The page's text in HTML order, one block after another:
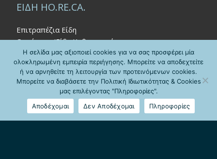
ΕΙΔΗ HO.RE.CA.
Επιτραπέζια Είδη
Οργάνωση/Είδη Καθαρισμού
Καφέ/Μπαρ
Κουζίνα
Κρεβατοκάμαρα
Μιας Χρήσης
Μπάνιο
Σήμανση
Η σελίδα μας αξιοποιεί cookies για να σας προσφέρει μία
ολοκληρωμένη εμπειρία περιήγησης. Μπορείτε να αποδεχτείτε
ή να αρνηθείτε τη λειτουργία των προτεινόμενων cookies.
Μπορείτε να διαβάσετε την Πολιτική Ιδιωτικότητας & Cookies
μας επιλέγοντας "Πληροφορίες".
Αποδέχομαι
Δεν Αποδέχομαι Πληροφορίες